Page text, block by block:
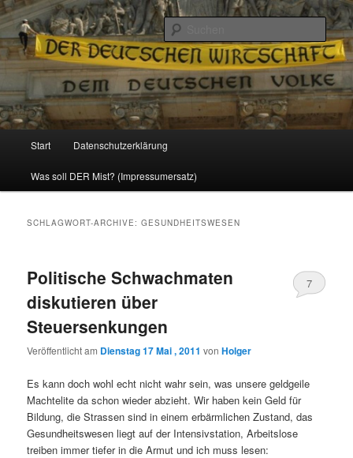
Reizzentrum
Politik, Wirtschaft, Soziales und Gesellschaft
Zum
Inhalt
Zum
sekundären
Start Datenschutzerklärung
Was soll DER Mist? (Impressumersatz)
SCHLAGWORT-ARCHIVE:GESUNDHEITSWESEN
Politische Schwachmaten
diskutieren über
Steuersenkungen
Veröffentlicht am Dienstag 17 Mai , 2011 vonHolger
7
Es kann doch wohl echt nicht wahr sein, was unsere geldgeile
Machtelite da schon wieder abzieht. Wir haben kein Geld für
Bildung, die Strassen sind in einem erbärmlichen Zustand, das
Gesundheitswesen liegt auf der Intensivstation, Arbeitslose
treiben immer tiefer in die Armut und ich muss lesen: